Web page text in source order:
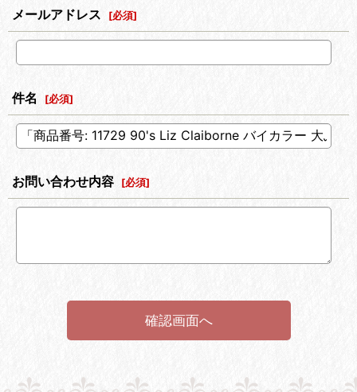
メールアドレス [必須]
件名 [必須]
お問い合わせ内容 [必須]
確認画面へ